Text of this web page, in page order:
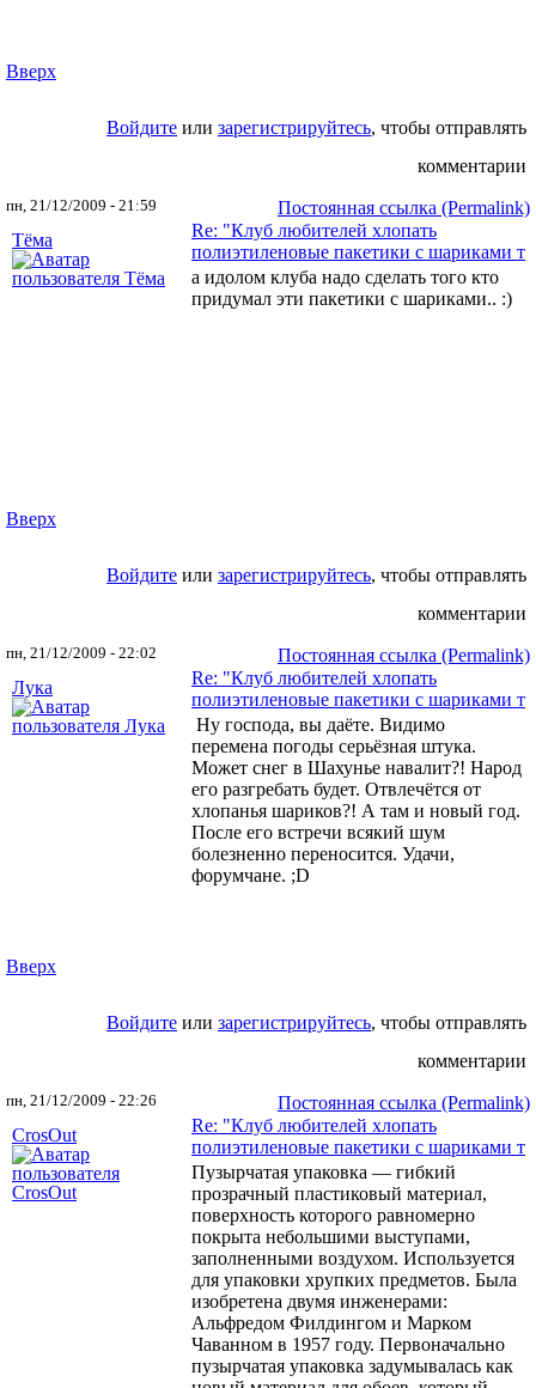
Вверх
Войдите или зарегистрируйтесь, чтобы отправлять
комментарии
пн, 21/12/2009 - 21:59
Постоянная ссылка (Permalink)
Tёма
Re: "Клуб любителей хлопать
полиэтиленовые пакетики с шариками т
а идолом клуба надо сделать того кто
придумал эти пакетики с шариками.. :)
Вверх
Войдите или зарегистрируйтесь, чтобы отправлять
комментарии
пн, 21/12/2009 - 22:02
Постоянная ссылка (Permalink)
Лука
Re: "Клуб любителей хлопать
полиэтиленовые пакетики с шариками т
Ну господа, вы даёте. Видимо
перемена погоды серьёзная штука.
Может снег в Шахунье навалит?! Народ
его разгребать будет. Отвлечётся от
хлопанья шариков?! А там и новый год.
После его встречи всякий шум
болезненно переносится. Удачи,
форумчане. ;D
Вверх
Войдите или зарегистрируйтесь, чтобы отправлять
комментарии
пн, 21/12/2009 - 22:26
Постоянная ссылка (Permalink)
CrosOut
Re: "Клуб любителей хлопать
полиэтиленовые пакетики с шариками т
Пузырчатая упаковка — гибкий
прозрачный пластиковый материал,
поверхность которого равномерно
покрыта небольшими выступами,
заполненными воздухом. Используется
для упаковки хрупких предметов. Была
изобретена двумя инженерами:
Альфредом Филдингом и Марком
Чаванном в 1957 году. Первоначально
пузырчатая упаковка задумывалась как